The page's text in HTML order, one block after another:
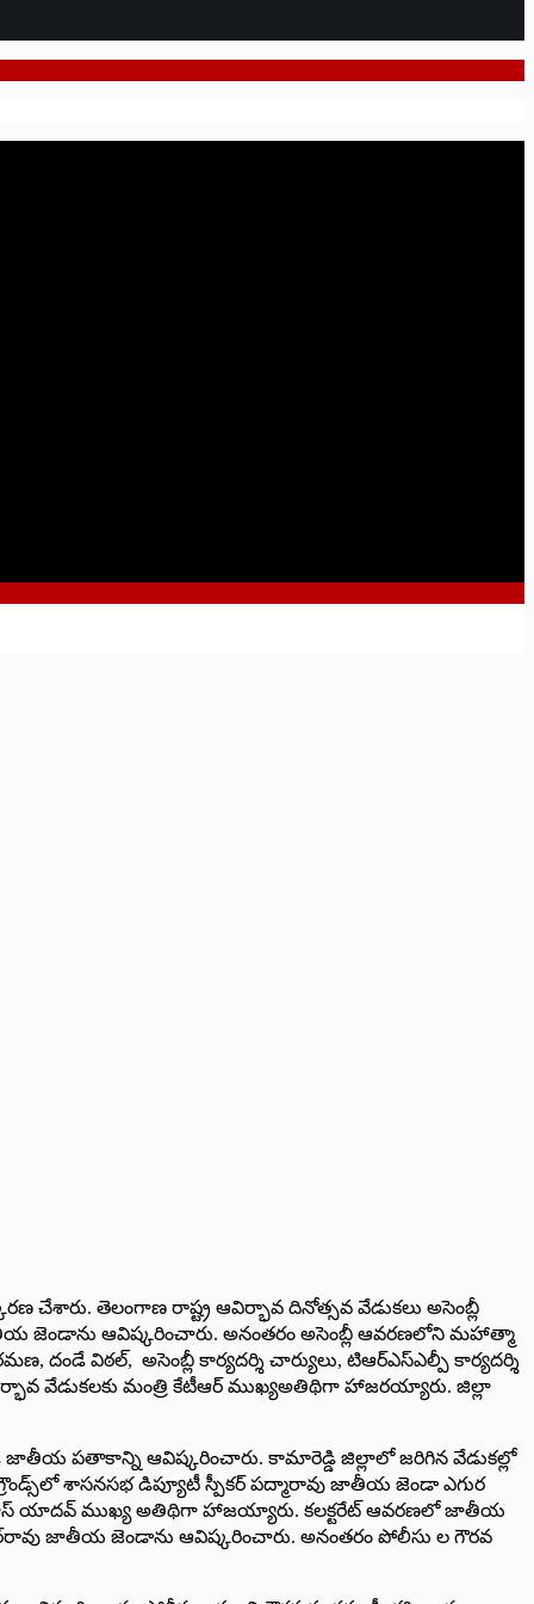
చేశారు. తెలంగాణ రాష్ట్ర ఆవిర్భావ దినోత్సవ వేడుకలు అసెంబ్లీ
జెండాను ఆవిష్కరించారు. అనంతరం అసెంబ్లీ ఆవరణలోని మహాత్మా
దండే విఠల్‌, అసెంబ్లీ కార్యదర్శి చార్యులు, టిఆర్‌ఎస్‌ఎల్పీ కార్యదర్శి
వేడుకలకు మంత్రి కేటీఆర్‌ ‌ముఖ్యఅతిథిగా హాజరయ్యారు. జిల్లా
జాతీయ పతాకాన్ని ఆవిష్కరించారు. కామారెడ్డి జిల్లాలో జరిగిన వేడుకల్లో
శాసనసభ డిప్యూటీ స్పీకర్‌ ‌పద్మారావు జాతీయ జెండా ఎగుర
శ్రీనివాస్‌ ‌యాదవ్‌ ‌ముఖ్య అతిథిగా హాజయ్యారు. కలక్టరేట్‌ ఆవరణలో జాతీయ
జాతీయ జెండాను ఆవిష్కరించారు. అనంతరం పోలీసు ల గౌరవ